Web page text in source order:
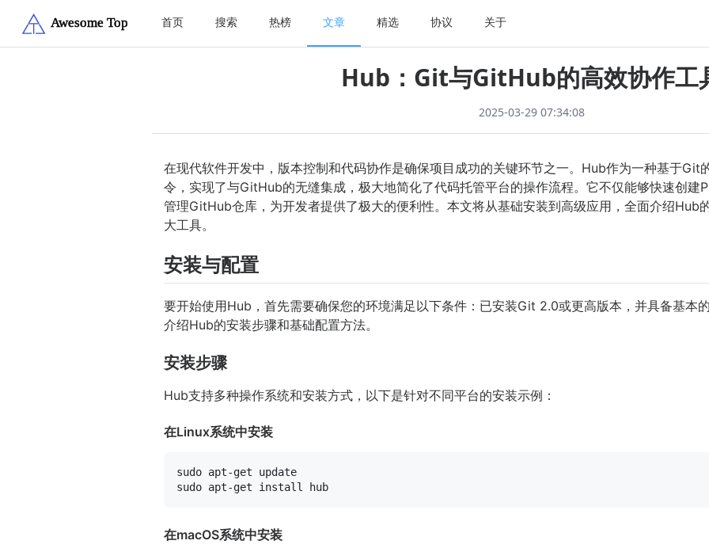
首页 搜索 热榜 文章 精选 协议 关于
Hub：Git与GitHub的高效协作工
2025-03-29 07:34:08
在现代软件开发中，版本控制和代码协作是确保项目成功的关键环节之一。Hub作为一种基于Git
令，实现了与GitHub的无缝集成，极大地简化了代码托管平台的操作流程。它不仅能够快速创建
管理GitHub仓库，为开发者提供了极大的便利性。本文将从基础安装到高级应用，全面介绍Hub
大工具。
安装与配置
要开始使用Hub，首先需要确保您的环境满足以下条件：已安装Git 2.0或更高版本，并具备基本
介绍Hub的安装步骤和基础配置方法。
安装步骤
Hub支持多种操作系统和安装方式，以下是针对不同平台的安装示例：
在Linux系统中安装
sudo
sudo
在macOS系统中安装